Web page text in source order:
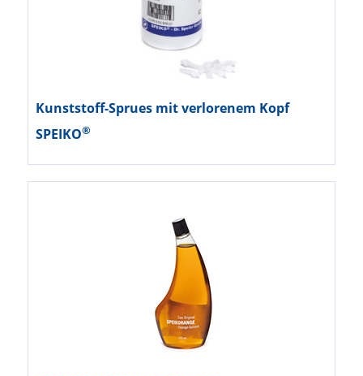
Kunststoff-Sprues mit verlorenem Kopf
SPEIKO®